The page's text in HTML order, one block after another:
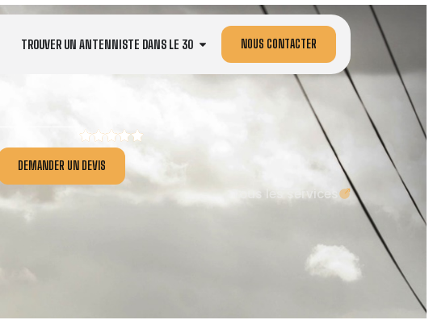
TROUVER UN ANTENNISTE DANS LE 30 NOUS CONTACTER
DEMANDER UN DEVIS
Tous les services